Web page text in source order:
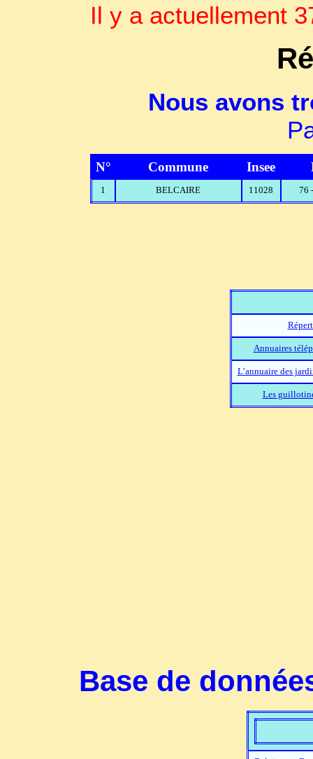
Il y a actuellement
Nous avons
N° Commune Insee
1 BELCAIRE 11028 76
Annuaires
L’annuaire des
Les
Base de